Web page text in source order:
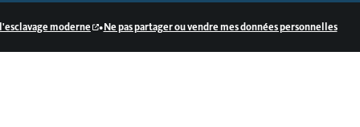
moderne •Ne pas partager ou vendre mes données personnelles